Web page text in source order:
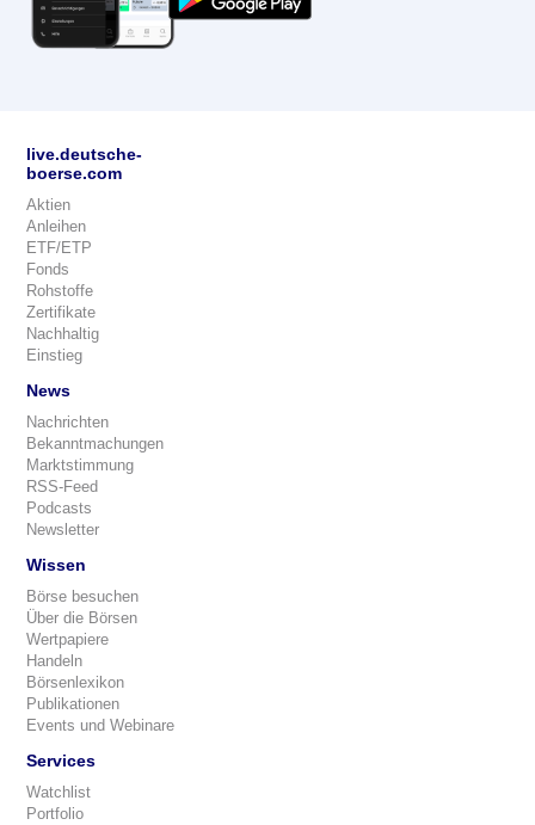
live.deutsche-
boerse.com
Aktien
Anleihen
ETF/ETP
Fonds
Rohstoffe
Zertifikate
Nachhaltig
Einstieg
News
Nachrichten
Bekanntmachungen
Marktstimmung
RSS-Feed
Podcasts
Newsletter
Wissen
Börse besuchen
Über die Börsen
Wertpapiere
Handeln
Börsenlexikon
Publikationen
Events und Webinare
Services
Watchlist
Portfolio